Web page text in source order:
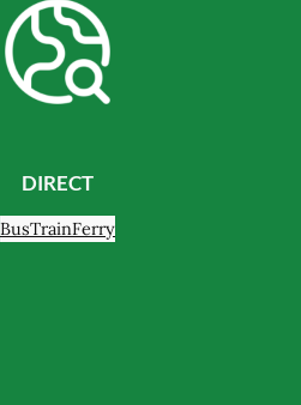
DIRECT
BusTrainFerry